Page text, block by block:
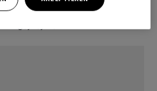
unter Druck, hiess es